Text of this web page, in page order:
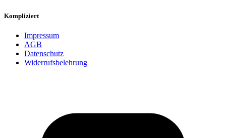
Kompliziert
Impressum
AGB
Datenschutz
Widerrufsbelehrung